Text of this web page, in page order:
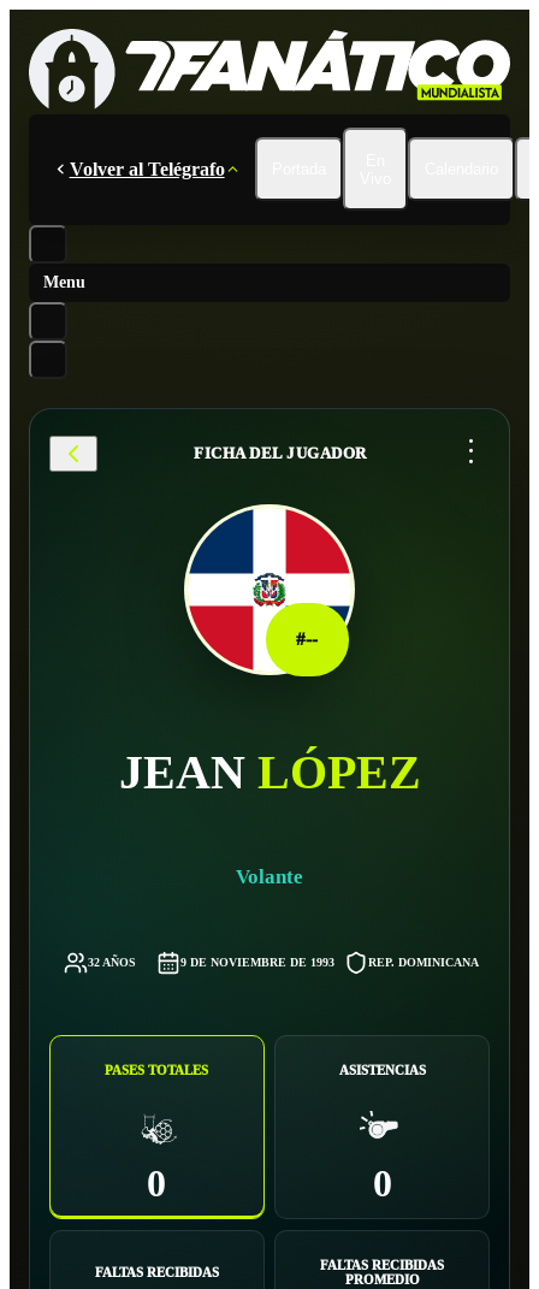
Volver al Telégrafo
Menu
FICHA DEL JUGADOR ...
#--
JEAN LÓPEZ
Volante
32 AÑOS 9 DE NOVIEMBRE DE 1993 REP. DOMINICANA
PASES TOTALES
0
ASISTENCIAS
0
FALTAS RECIBIDAS
FALTAS RECIBIDAS
PROMEDIO